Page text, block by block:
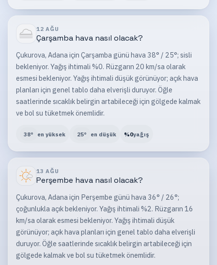
12 AĞU
Çarşambahava nasıl olacak?
Çukurova, Adana için Çarşamba günü hava 38° / 25°; sisli
bekleniyor. Yağış ihtimali %0. Rüzgarın 20 km/sa olarak
esmesi bekleniyor. Yağış ihtimali düşük görünüyor; açık hava
planları için genel tablo daha elverişli duruyor. Öğle
saatlerinde sıcaklık belirgin artabileceği için gölgede kalmak
ve bol su tüketmek önemlidir.
38° en yüksek 25° en düşük %0yağış
13 AĞU
Perşembe hava nasıl olacak?
Çukurova, Adana için Perşembe günü hava 36° / 26°;
çoğunlukla açık bekleniyor. Yağış ihtimali %2. Rüzgarın 16
km/sa olarak esmesi bekleniyor. Yağış ihtimali düşük
görünüyor; açık hava planları için genel tablo daha elverişli
duruyor. Öğle saatlerinde sıcaklık belirgin artabileceği için
gölgede kalmak ve bol su tüketmek önemlidir.